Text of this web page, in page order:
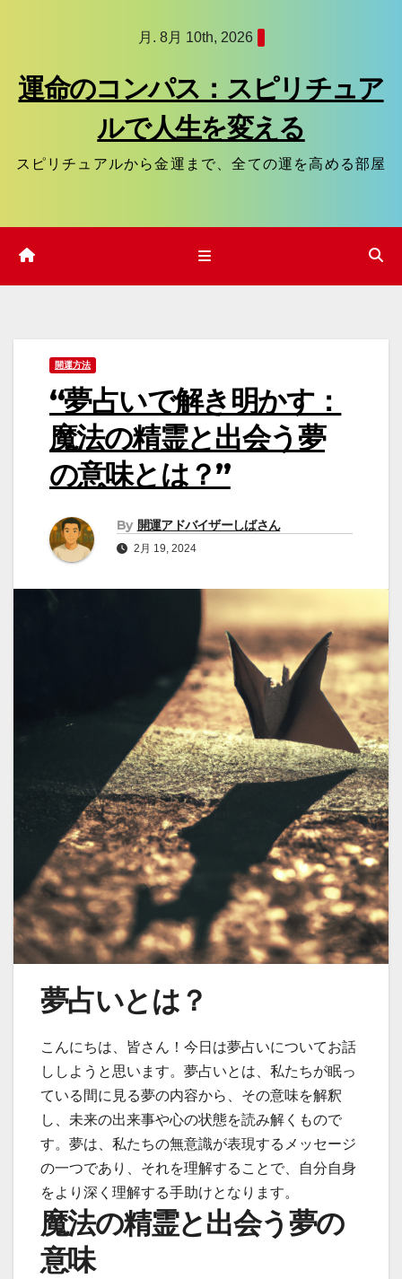
ッ
月. 8月 10th, 2026
運命のコンパス：スピリチュア
ルで人生を変える
スピリチュアルから金運まで、全ての運を高める部屋
開運方法
“夢占いで解き明かす：
魔法の精霊と出会う夢
の意味とは？”
By 開運アドバイザーしばさん
2月 19, 2024
夢占いとは？
こんにちは、皆さん！今日は夢占いについてお話
ししようと思います。夢占いとは、私たちが眠っ
ている間に見る夢の内容から、その意味を解釈
し、未来の出来事や心の状態を読み解くもので
す。夢は、私たちの無意識が表現するメッセージ
の一つであり、それを理解することで、自分自身
をより深く理解する手助けとなります。
魔法の精霊と出会う夢の
意味